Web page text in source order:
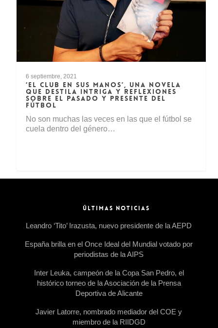
6 septiembre, 2021
‘EL CLUB EN SUS MANOS’, UNA NOVELA
QUE DESTILA INTRIGA Y REFLEXIONES
SOBRE EL PASADO Y PRESENTE DEL
FÚTBOL
No son muchas las veces en las que el fútbol se
cuela dentro del género…
ÚLTIMAS NOTICIAS
Leandro ‘Tito’ Irazusta, nuevo presidente de la AEPD
España brilla en el Once Ideal del Mundial votado por
periodistas de la AIPS
Inter Leuka, campeón de la Copa San Pedro, el
histórico torneo de la Asociación de la Prensa
Deportiva de Alicante
Javier Latorre, nombrado mediador del COE y
miembro de la RIIDGD